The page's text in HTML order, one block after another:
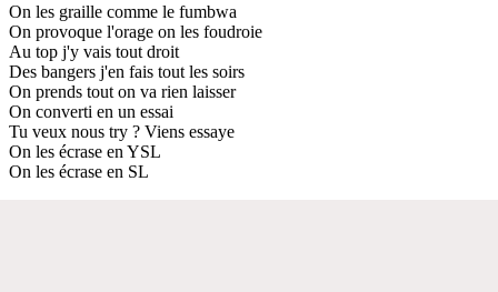
On les graille comme le fumbwa
On provoque l'orage on les foudroie
Au top j'y vais tout droit
Des bangers j'en fais tout les soirs
On prends tout on va rien laisser
On converti en un essai
Tu veux nous try ? Viens essaye
On les écrase en YSL
On les écrase en SL